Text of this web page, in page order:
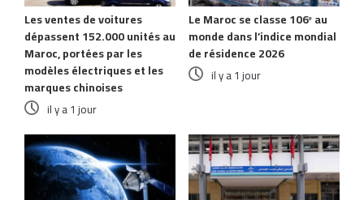
Les ventes de voitures
dépassent 152.000 unités au
Maroc, portées par les
modèles électriques et les
marques chinoises
il y a 1 jour
Le Maroc se classe 106ᵉ au
monde dans l’indice mondial
de résidence 2026
il y a 1 jour